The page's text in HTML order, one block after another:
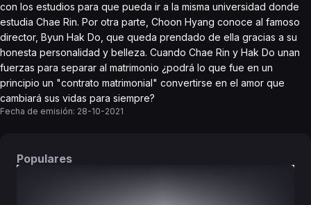
con los estudios para que pueda ir a la misma universidad donde
estudia Chae Rin. Por otra parte, Choon Hyang conoce al famoso
director, Byun Hak Do, que queda prendado de ella gracias a su
honesta personalidad y belleza. Cuando Chae Rin y Hak Do unan
fuerzas para separar al matrimonio ¿podrá lo que fue en un
principio un "contrato matrimonial" convertirse en el amor que
cambiará sus vidas para siempre?
Fecha de emisión: 28-10-2021
Populares